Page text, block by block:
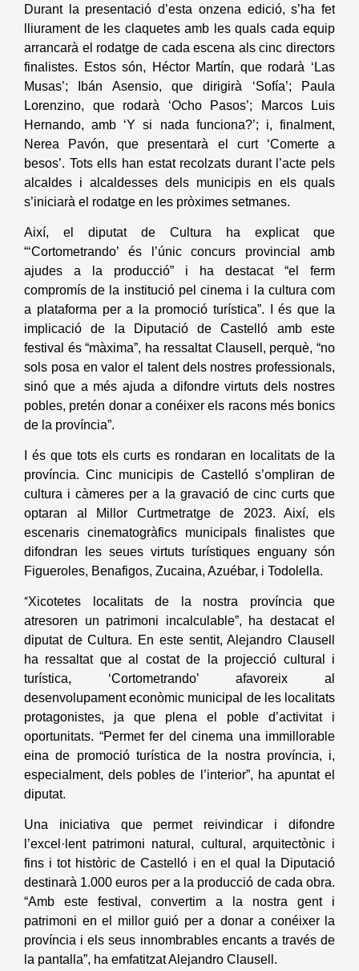
Durant la presentació d’esta onzena edició, s’ha fet
lliurament de les claquetes amb les quals cada equip
arrancarà el rodatge de cada escena als cinc directors
finalistes. Estos són, Héctor Martín, que rodarà ‘Las
Musas’; Ibán Asensio, que dirigirà ‘Sofía’; Paula
Lorenzino, que rodarà ‘Ocho Pasos’; Marcos Luis
Hernando, amb ‘Y si nada funciona?’; i, finalment,
Nerea Pavón, que presentarà el curt ‘Comerte a
besos’. Tots ells han estat recolzats durant l’acte pels
alcaldes i alcaldesses dels municipis en els quals
s’iniciarà el rodatge en les pròximes setmanes.
Així, el diputat de Cultura ha explicat que
“‘Cortometrando’ és l’únic concurs provincial amb
ajudes a la producció” i ha destacat “el ferm
compromís de la institució pel cinema i la cultura com
a plataforma per a la promoció turística”. I és que la
implicació de la Diputació de Castelló amb este
festival és “màxima”, ha ressaltat Clausell, perquè, “no
sols posa en valor el talent dels nostres professionals,
sinó que a més ajuda a difondre virtuts dels nostres
pobles, pretén donar a conéixer els racons més bonics
de la província”.
I és que tots els curts es rondaran en localitats de la
província. Cinc municipis de Castelló s’ompliran de
cultura i càmeres per a la gravació de cinc curts que
optaran al Millor Curtmetratge de 2023. Així, els
escenaris cinematogràfics municipals finalistes que
difondran les seues virtuts turístiques enguany són
Figueroles, Benafigos, Zucaina, Azuébar, i Todolella.
“Xicotetes localitats de la nostra província que
atresoren un patrimoni incalculable”, ha destacat el
diputat de Cultura. En este sentit, Alejandro Clausell
ha ressaltat que al costat de la projecció cultural i
turística, ‘Cortometrando’ afavoreix al
desenvolupament econòmic municipal de les localitats
protagonistes, ja que plena el poble d’activitat i
oportunitats. “Permet fer del cinema una immillorable
eina de promoció turística de la nostra província, i,
especialment, dels pobles de l’interior”, ha apuntat el
diputat.
Una iniciativa que permet reivindicar i difondre
l’excel·lent patrimoni natural, cultural, arquitectònic i
fins i tot històric de Castelló i en el qual la Diputació
destinarà 1.000 euros per a la producció de cada obra.
“Amb este festival, convertim a la nostra gent i
patrimoni en el millor guió per a donar a conéixer la
província i els seus innombrables encants a través de
la pantalla”, ha emfatitzat Alejandro Clausell.